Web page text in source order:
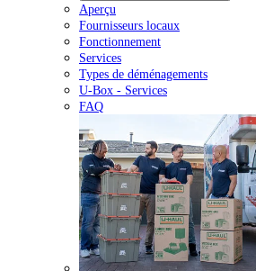
Aperçu
Fournisseurs locaux
Fonctionnement
Services
Types de déménagements
U-Box - Services
FAQ